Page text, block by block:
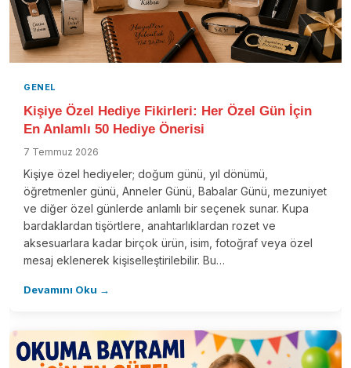
GENEL
Kişiye Özel Hediye Fikirleri: Her Özel Gün İçin
En Anlamlı 50 Hediye Önerisi
7 Temmuz 2026
Kişiye özel hediyeler; doğum günü, yıl dönümü,
öğretmenler günü, Anneler Günü, Babalar Günü, mezuniyet
ve diğer özel günlerde anlamlı bir seçenek sunar. Kupa
bardaklardan tişörtlere, anahtarlıklardan rozet ve
aksesuarlara kadar birçok ürün, isim, fotoğraf veya özel
mesaj eklenerek kişiselleştirilebilir. Bu…
Devamını Oku →